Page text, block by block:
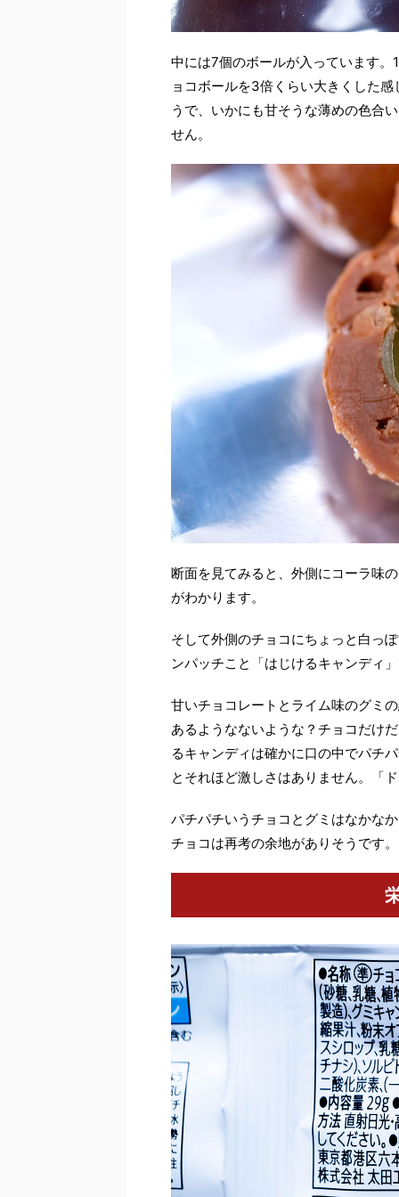
中には7個のボールが入っています
ョコボールを3倍くらい大きくした
うで、いかにも甘そうな薄めの色合
せん。
断面を見てみると、外側にコーラ味
がわかります。
そして外側のチョコにちょっと白っ
ンパッチこと「はじけるキャンディ
甘いチョコレートとライム味のグミ
あるようなないような？チョコだけ
るキャンディは確かに口の中でパチ
とそれほど激しさはありません。「
パチパチいうチョコとグミはなかな
チョコは再考の余地がありそうです。